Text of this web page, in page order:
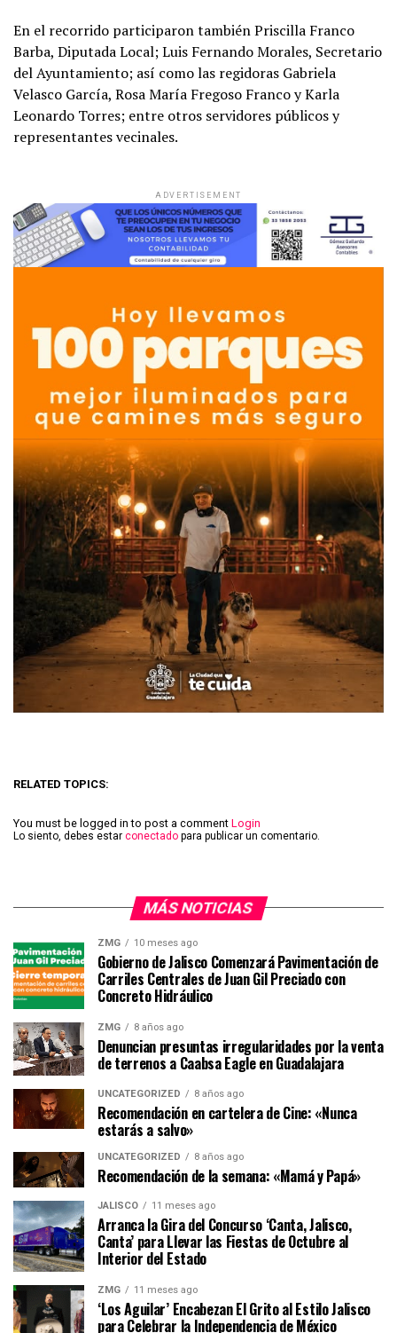
En el recorrido participaron también Priscilla Franco
Barba, Diputada Local; Luis Fernando Morales, Secretario
del Ayuntamiento; así como las regidoras Gabriela
Velasco García, Rosa María Fregoso Franco y Karla
Leonardo Torres; entre otros servidores públicos y
representantes vecinales.
ADVERTISEMENT
RELATED TOPICS:
You must be logged in to post a comment Login
Lo siento, debes estar conectado para publicar un comentario.
MÁS NOTICIAS
ZMG 10 meses ago
Gobierno de Jalisco Comenzará Pavimentación de
Carriles Centrales de Juan Gil Preciado con
Concreto Hidráulico
ZMG 8 años ago
Denuncian presuntas irregularidades por la venta
de terrenos a Caabsa Eagle en Guadalajara
UNCATEGORIZED 8 años ago
Recomendación en cartelera de Cine: «Nunca
estarás a salvo»
UNCATEGORIZED 8 años ago
Recomendación de la semana: «Mamá y Papá»
JALISCO 11 meses ago
Arranca la Gira del Concurso ‘Canta, Jalisco,
Canta’ para Llevar las Fiestas de Octubre al
Interior del Estado
ZMG 11 meses ago
‘Los Aguilar’ Encabezan El Grito al Estilo Jalisco
para Celebrar la Independencia de México